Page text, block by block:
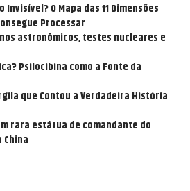
Invisível? O Mapa das 11 Dimensões
Processar
astronômicos, testes nucleares e
Psilocibina como a Fonte da
que Contou a Verdadeira História
rara estátua de comandante do